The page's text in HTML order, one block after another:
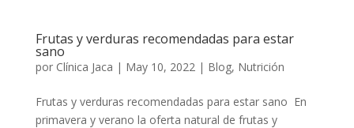
Frutas y verduras recomendadas para estar
sano
por Clínica Jaca | May 10, 2022| Blog, Nutrición
Frutas y verduras recomendadas para estar sano En
primavera y verano la oferta natural de frutas y